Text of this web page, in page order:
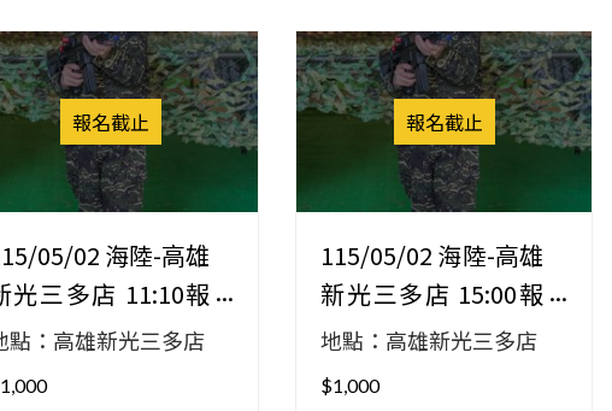
報名截止
05/02 海陸-高雄
光三多店 11:10報
點：高雄新光三多店
報名截止
115/05/02 海陸-高雄
新光三多店 15:00報
到
地點：高雄新光三多店
$1,000